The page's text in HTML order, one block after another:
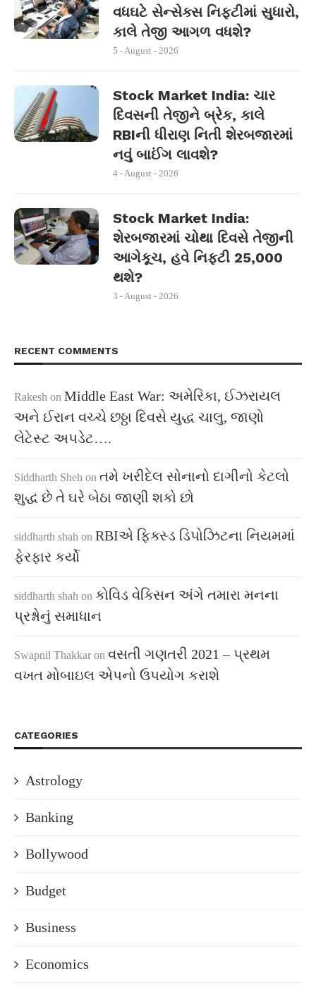
વધઘટે સેન્સેક્સ નિફ્ટીમાં સુધારો,
કાલે તેજી આગળ વધશે?
5 - August - 2026
Stock Market India: ચાર
દિવસની તેજીને બ્રેક, કાલે
RBIની ધીરાણ નિતી શેરબજારમાં
નવું બાઈંગ લાવશે?
4 - August - 2026
Stock Market India:
શેરબજારમાં ચોથા દિવસે તેજીની
આગેકૂચ, હવે નિફ્ટી 25,000
થશે?
3 - August - 2026
RECENT COMMENTS
Rakesh on Middle East War: અમેરિકા, ઈઝરાયલ
અને ઈરાન વચ્ચે છઠ્ઠા દિવસે યુદ્ધ ચાલુ, જાણો
લેટેસ્ટ અપડેટ….
Siddharth Sheh on તમે ખરીદેલ સોનાનો દાગીનો કેટલો
શુદ્ધ છે તે ઘરે બેઠા જાણી શકો છો
siddharth shah on RBIએ ફિક્સ્ડ ડિપોઝિટના નિયમમાં
ફેરફાર કર્યો
siddharth shah on કોવિડ વેક્સિન અંગે તમારા મનના
પ્રશ્નોનું સમાધાન
Swapnil Thakkar on વસતી ગણતરી 2021 – પ્રથમ
વખત મોબાઇલ એપનો ઉપયોગ કરાશે
CATEGORIES
Astrology
Banking
Bollywood
Budget
Business
Economics